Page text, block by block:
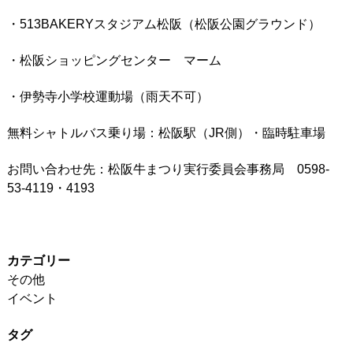
・513BAKERYスタジアム松阪（松阪公園グラウンド）
・松阪ショッピングセンター マーム
・伊勢寺小学校運動場（雨天不可）
無料シャトルバス乗り場：松阪駅（JR側）・臨時駐車場
お問い合わせ先：松阪牛まつり実行委員会事務局 0598-
53-4119・4193
カテゴリー
その他
イベント
タグ